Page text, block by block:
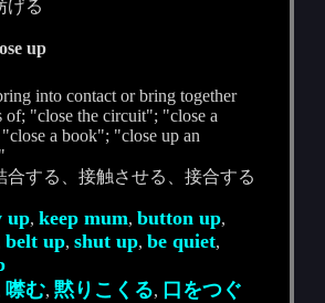
げる
up
into contact or bring together
of; "close the circuit"; "close a
a book"; "close up an
合する、接触させる、接合する
up,keep mum,button up,
belt up,shut up,be quiet,
噤む,黙りこくる, 口をつぐ